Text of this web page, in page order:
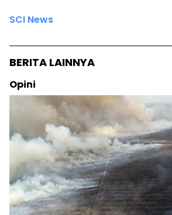
SCI News
BERITA LAINNYA
Opini